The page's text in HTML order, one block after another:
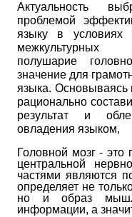
Актуальность
проблемой
языку в условиях
межкультурных
полушарие
значение для
языка.
рационально
результат и
овладения языком,
Головной мозг - это
центральной
частями являются
определяет не
но и образ
информации, а